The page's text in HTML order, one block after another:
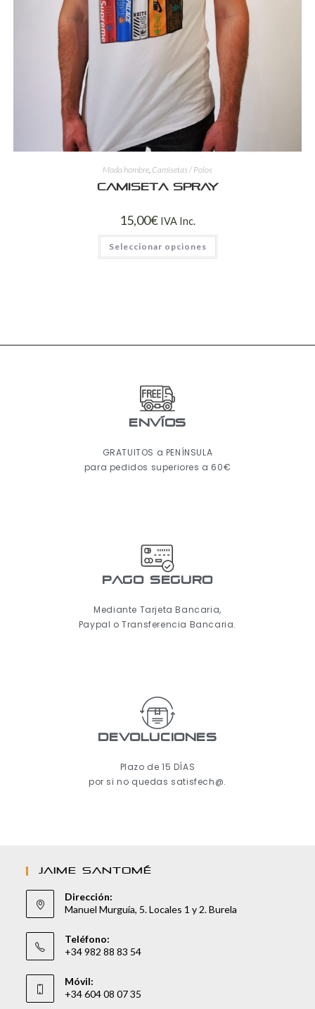
Moda hombre Camisetas / Polos
Camiseta spray
15,00€ IVA Inc.
Seleccionar opciones
ENVÍOS
GRATUITOS a PENÍNSULA
para pedidos superiores a 60€
pago seguro
Mediante Tarjeta Bancaria,
Paypal o Transferencia Bancaria.
Devoluciones
Plazo de 15 DÍAS
por si no quedas satisfech@.
JAIME SANTOMÉ
Dirección:
Manuel Murguía, 5. Locales 1 y 2. Burela
Teléfono:
+34 982 88 83 54
Móvil:
+34 604 08 07 35